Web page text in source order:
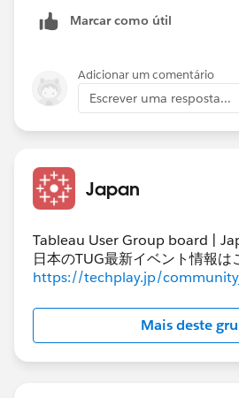
https://www.tableau.com/ja-
(To use Tableau Prep on Server,
to use Tableau Prep Conductor.
https://www.tableau.com/en-
ons/data-management)
Tableau Prep Conductorの有効化
https://help.tableau.com/
jp/
(Here's how to enable Tableau
https://help.tableau.com/current/
gb/
*If you get the best results from
appreciate it if you could choose
upvote.
the same answer/resolution and
Regards,
Diego Martinez
Marcar como útil
Adicionar um comentário
Escrever uma resposta...
Japan
Tableau User Group board |
日本のTUG最新イベント情報は
https://techplay.jp/
Mais deste